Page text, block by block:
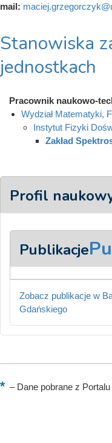
mail:
Stanowiska
jednostkach
Pracownik naukowo-
Wydział Matematyki,
Instytut Fizyki
Zakład
Profil
Publikacje
Zobacz publikacje w
Gdańskiego
–Dane pobrane z